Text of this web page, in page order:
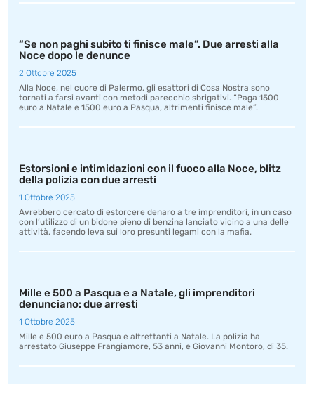
“Se non paghi subito ti finisce male”. Due arresti alla
Noce dopo le denunce
2 Ottobre 2025
Alla Noce, nel cuore di Palermo, gli esattori di Cosa Nostra sono
tornati a farsi avanti con metodi parecchio sbrigativi. “Paga 1500
euro a Natale e 1500 euro a Pasqua, altrimenti finisce male”.
Estorsioni e intimidazioni con il fuoco alla Noce, blitz
della polizia con due arresti
1 Ottobre 2025
Avrebbero cercato di estorcere denaro a tre imprenditori, in un caso
con l’utilizzo di un bidone pieno di benzina lanciato vicino a una delle
attività, facendo leva sui loro presunti legami con la mafia.
Mille e 500 a Pasqua e a Natale, gli imprenditori
denunciano: due arresti
1 Ottobre 2025
Mille e 500 euro a Pasqua e altrettanti a Natale. La polizia ha
arrestato Giuseppe Frangiamore, 53 anni, e Giovanni Montoro, di 35.